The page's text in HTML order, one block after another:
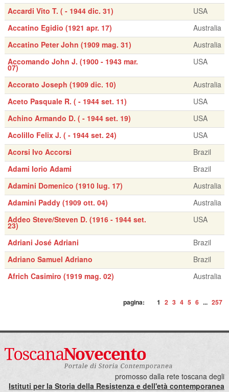
Accardi Vito T. ( - 1944 dic. 31)
USA
Accatino Egidio (1921 apr. 17)
Australia
Accatino Peter John (1909 mag. 31)
Australia
Accomando John J. (1900 - 1943 mar.
07)
USA
Accorato Joseph (1909 dic. 10)
Australia
Aceto Pasquale R. ( - 1944 set. 11)
USA
Achino Armando D. ( - 1944 set. 19)
USA
Acolillo Felix J. ( - 1944 set. 24)
USA
Acorsi Ivo Accorsi
Brazil
Adami Iorio Adami
Brazil
Adamini Domenico (1910 lug. 17)
Australia
Adamini Paddy (1909 ott. 04)
Australia
Addeo Steve/Steven D. (1916 - 1944 set.
23)
USA
Adriani José Adriani
Brazil
Adriano Samuel Adriano
Brazil
Africh Casimiro (1919 mag. 02)
Australia
pagina: 1 2 3 4 5 6 ... 257
promosso dalla rete toscana degli
Istituti per la Storia della Resistenza e dell'età contemporanea